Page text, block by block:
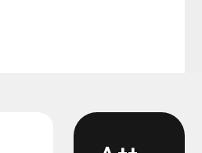
- Liseberg/E6 - Area